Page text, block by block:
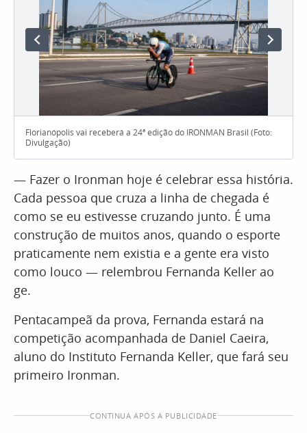
Florianópolis vai receberá a 24ª edição do IRONMAN Brasil (Foto:
Divulgação)
— Fazer o Ironman hoje é celebrar essa história.
Cada pessoa que cruza a linha de chegada é
como se eu estivesse cruzando junto. É uma
construção de muitos anos, quando o esporte
praticamente nem existia e a gente era visto
como louco — relembrou Fernanda Keller ao
ge.
Pentacampeã da prova, Fernanda estará na
competição acompanhada de Daniel Caeira,
aluno do Instituto Fernanda Keller, que fará seu
primeiro Ironman.
CONTINUA APÓS A PUBLICIDADE